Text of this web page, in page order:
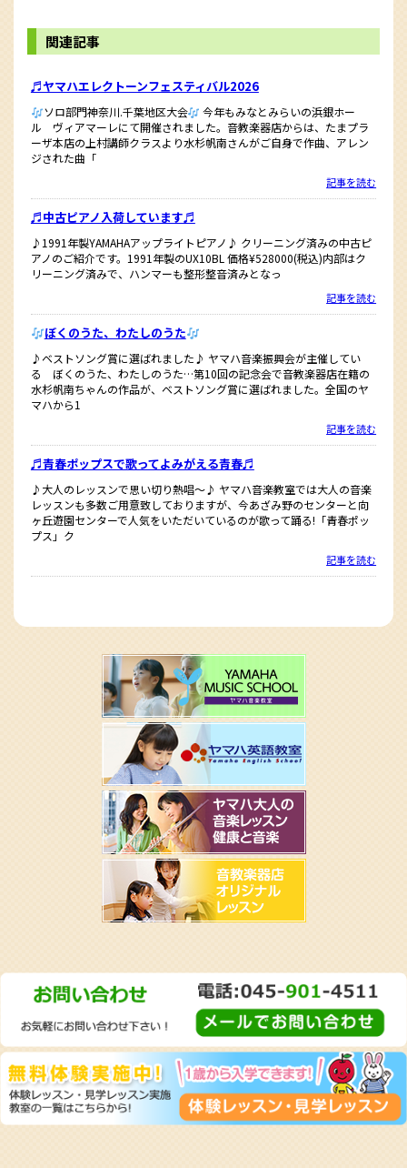
関連記事
♬ヤマハエレクトーンフェスティバル2026
ソロ部門神奈川.千葉地区大会
今年もみなとみらいの浜銀ホー
ル ヴィアマーレにて開催されました。音教楽器店からは、たまプラ
ーザ本店の上村講師クラスより水杉帆南さんがご自身で作曲、アレン
ジされた曲「
記事を読む
♬中古ピアノ入荷しています♬
♪1991年製YAMAHAアップライトピアノ♪ クリーニング済みの中古ピ
アノのご紹介です。1991年製のUX10BL 価格¥528000(税込)内部はク
リーニング済みで、ハンマーも整形整音済みとなっ
記事を読む
ぼくのうた、わたしのうた
♪ベストソング賞に選ばれました♪ ヤマハ音楽振興会が主催してい
る ぼくのうた、わたしのうた…第10回の記念会で音教楽器店在籍の
水杉帆南ちゃんの作品が、ベストソング賞に選ばれました。全国のヤ
マハから1
記事を読む
♬青春ポップスで歌ってよみがえる青春♬
♪大人のレッスンで思い切り熱唱〜♪ ヤマハ音楽教室では大人の音楽
レッスンも多数ご用意致しておりますが、今あざみ野のセンターと向
ヶ丘遊園センターで人気をいただいているのが歌って踊る!「青春ポッ
プス」ク
記事を読む